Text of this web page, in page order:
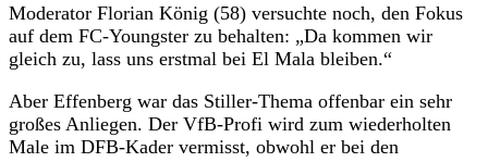
Moderator Florian König (58) versuchte noch, den Fokus
auf dem FC-Youngster zu behalten: „Da kommen wir
gleich zu, lass uns erstmal bei El Mala bleiben.“
Aber Effenberg war das Stiller-Thema offenbar ein sehr
großes Anliegen. Der VfB-Profi wird zum wiederholten
Male im DFB-Kader vermisst, obwohl er bei den